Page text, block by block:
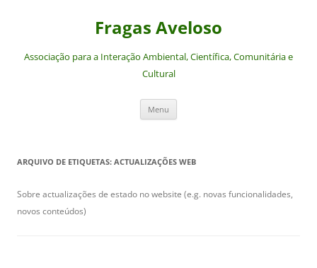
Fragas Aveloso
Associação para a Interação Ambiental, Científica, Comunitária e
Cultural
Menu
ARQUIVO DE ETIQUETAS: ACTUALIZAÇÕES WEB
Sobre actualizações de estado no website (e.g. novas funcionalidades,
novos conteúdos)